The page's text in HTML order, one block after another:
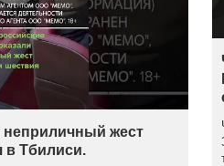
неприличный жест
в Тбилиси.